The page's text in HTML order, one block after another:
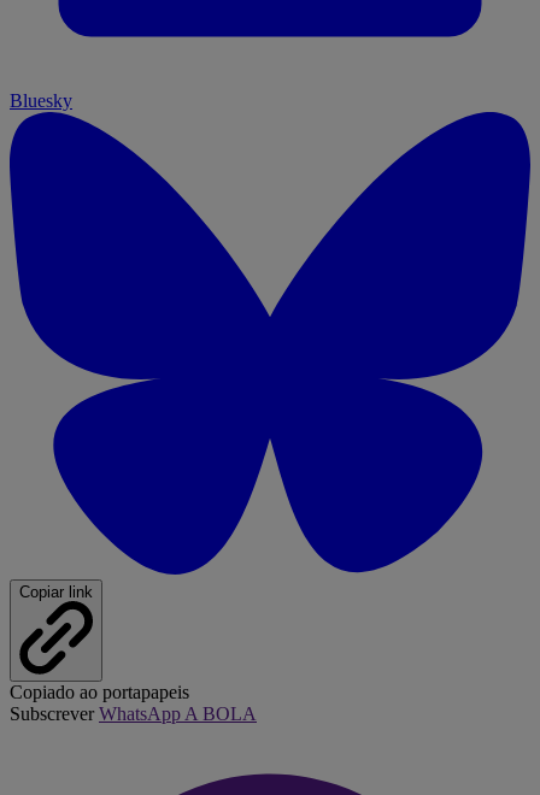
Bluesky
Copiar link
Copiado ao portapapeis
SubscreverWhatsApp A BOLA